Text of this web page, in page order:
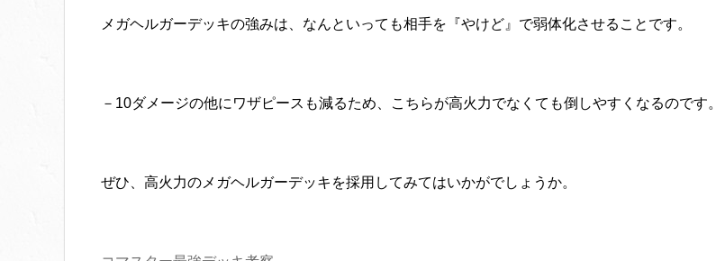
メガヘルガーデッキの強みは、なんといっても相手を『やけど』で弱体化させることです。
－10ダメージの他にワザピースも減るため、こちらが高火力でなくても倒しやすくなるのです。
ぜひ、高火力のメガヘルガーデッキを採用してみてはいかがでしょうか。